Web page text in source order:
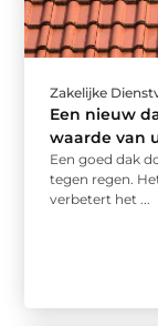
Zakelijke
Een nieuw
waarde van
Een goed dak
tegen regen.
verbetert het ...